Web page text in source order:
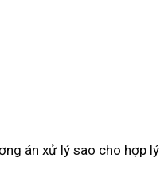
án xử lý sao cho hợp lý